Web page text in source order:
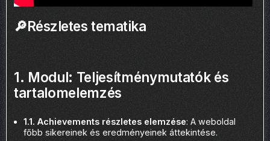
🔎Részletes tematika
1. Modul: Teljesítménymutatók és
tartalomelemzés
1.1. Achievements részletes elemzése: A weboldal
főbb sikereinek és eredményeinek áttekintése.